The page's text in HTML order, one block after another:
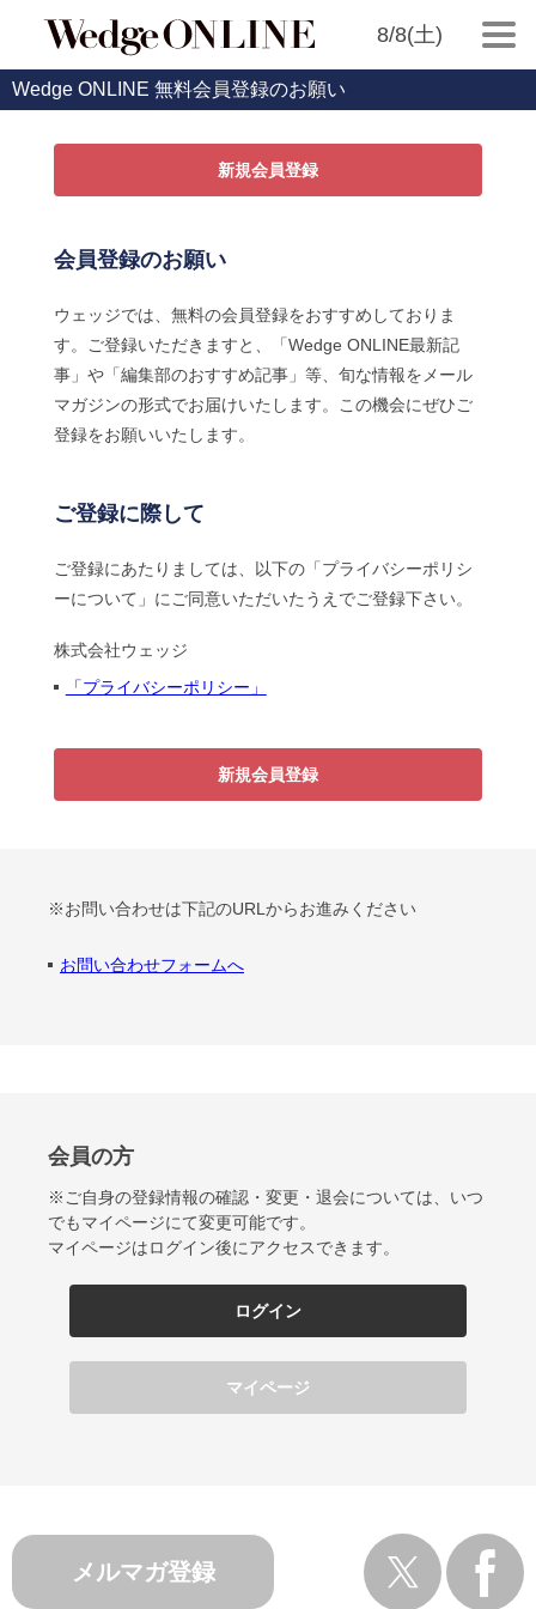
8/8(土)
Wedge ONLINE 無料会員登録のお願い
新規会員登録
会員登録のお願い
ウェッジでは、無料の会員登録をおすすめしておりま
す。ご登録いただきますと、「Wedge ONLINE最新記
事」や「編集部のおすすめ記事」等、旬な情報をメール
マガジンの形式でお届けいたします。この機会にぜひご
登録をお願いいたします。
ご登録に際して
ご登録にあたりましては、以下の「プライバシーポリシ
ーについて」にご同意いただいたうえでご登録下さい。
株式会社ウェッジ
「プライバシーポリシー」
新規会員登録
※お問い合わせは下記のURLからお進みください
お問い合わせフォームへ
会員の方
※ご自身の登録情報の確認・変更・退会については、いつ
でもマイページにて変更可能です。
マイページはログイン後にアクセスできます。
ログイン
マイページ
メルマガ登録